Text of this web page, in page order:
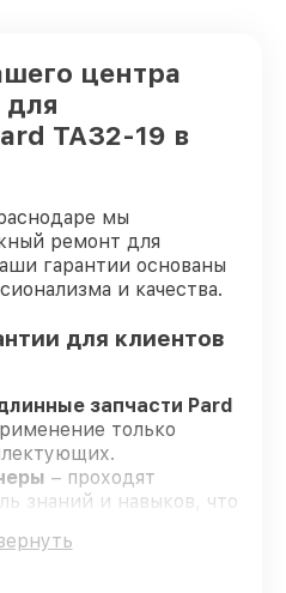
центра
TA32-19 в
мы
ремонт для
гарантии основаны
и качества.
для клиентов
запчасти Pard
только
– проходят
знаний и навыков, что